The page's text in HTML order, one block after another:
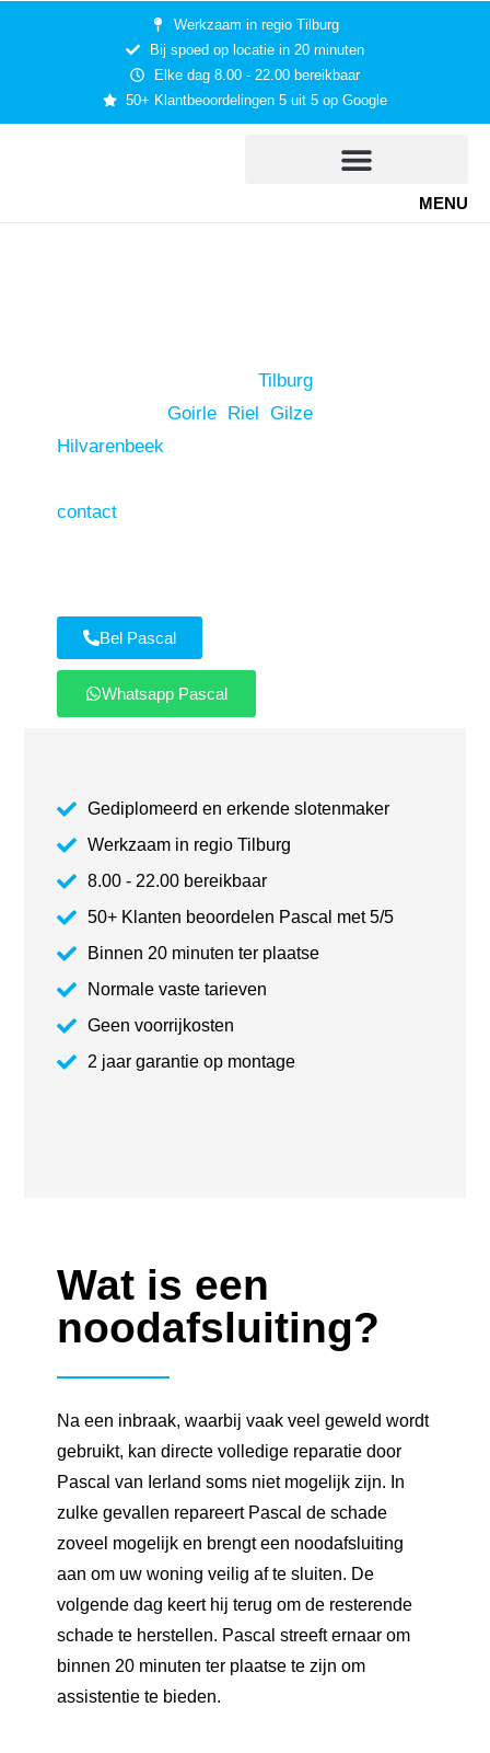
Werkzaam in regio Tilburg
Bij spoed op locatie in 20 minuten
Elke dag 8.00 - 22.00 bereikbaar
50+ Klantbeoordelingen 5 uit 5 op Google
MENU
minuten ter plaatse is inTilburg
dorpen zoalsGoirle Riel ,Gilze
Hilvarenbeek
contact
Bel Pascal
Whatsapp Pascal
Gediplomeerd en erkende slotenmaker
Werkzaam in regio Tilburg
8.00 - 22.00 bereikbaar
50+ Klanten beoordelen Pascal met 5/5
Binnen 20 minuten ter plaatse
Normale vaste tarieven
Geen voorrijkosten
2 jaar garantie op montage
Wat is een
noodafsluiting?
Na een inbraak, waarbij vaak veel geweld wordt
gebruikt, kan directe volledige reparatie door
Pascal van Ierland soms niet mogelijk zijn. In
zulke gevallen repareert Pascal de schade
zoveel mogelijk en brengt een noodafsluiting
aan om uw woning veilig af te sluiten. De
volgende dag keert hij terug om de resterende
schade te herstellen. Pascal streeft ernaar om
binnen 20 minuten ter plaatse te zijn om
assistentie te bieden.